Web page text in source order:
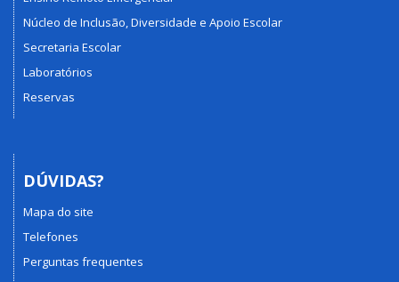
Núcleo de Inclusão, Diversidade e Apoio Escolar
Secretaria Escolar
Laboratórios
Reservas
DÚVIDAS?
Mapa do site
Telefones
Perguntas frequentes